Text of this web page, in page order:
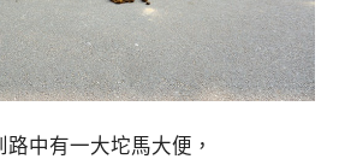
路中有一大坨馬大便，